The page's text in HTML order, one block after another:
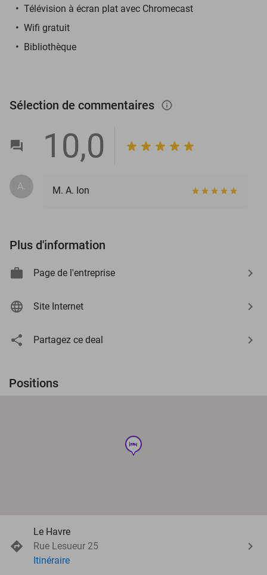
Télévision à écran plat avec Chromecast
Wifi gratuit
Bibliothèque
Sélection de commentaires info_outlined
10,0
A. M. A. Ion
Plus d'information
Page de l'entreprise
Site Internet
Partagez ce deal
Positions
hotel
Le Havre
Rue Lesueur 25
Itinéraire